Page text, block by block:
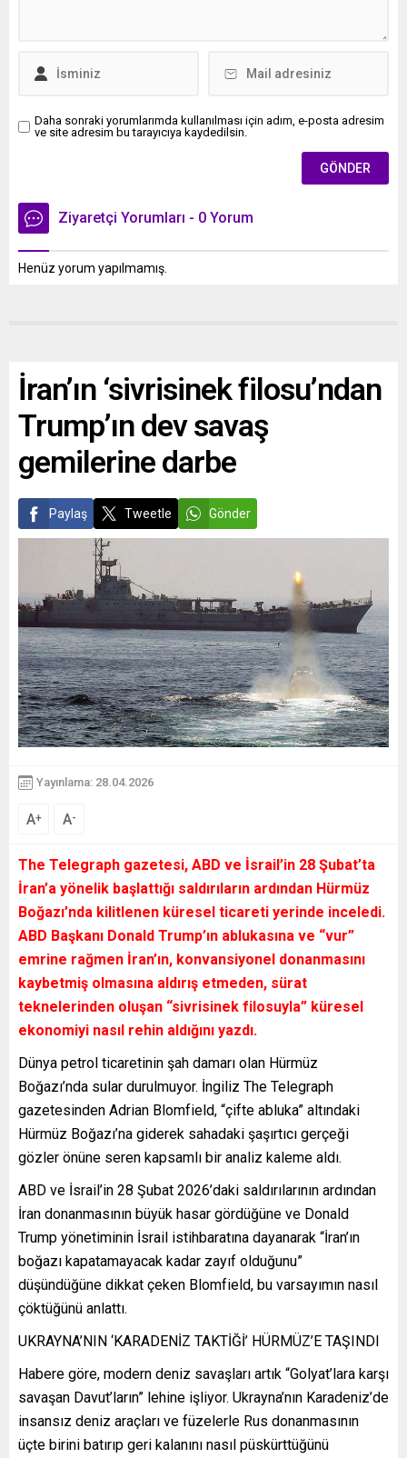
Daha sonraki yorumlarımda kullanılması için adım, e-posta adresim
ve site adresim bu tarayıcıya kaydedilsin.
Ziyaretçi Yorumları - 0 Yorum
Henüz yorum yapılmamış.
İran’ın ‘sivrisinek filosu’ndan
Trump’ın dev savaş
gemilerine darbe
Paylaş Tweetle Gönder
Yayınlama: 28.04.2026
A+ A-
The Telegraph gazetesi, ABD ve İsrail’in 28 Şubat’ta
İran’a yönelik başlattığı saldırıların ardından Hürmüz
Boğazı’nda kilitlenen küresel ticareti yerinde inceledi.
ABD Başkanı Donald Trump’ın ablukasına ve “vur”
emrine rağmen İran’ın, konvansiyonel donanmasını
kaybetmiş olmasına aldırış etmeden, sürat
teknelerinden oluşan “sivrisinek filosuyla” küresel
ekonomiyi nasıl rehin aldığını yazdı.
Dünya petrol ticaretinin şah damarı olan Hürmüz
Boğazı’nda sular durulmuyor. İngiliz The Telegraph
gazetesinden Adrian Blomfield, “çifte abluka” altındaki
Hürmüz Boğazı’na giderek sahadaki şaşırtıcı gerçeği
gözler önüne seren kapsamlı bir analiz kaleme aldı.
ABD ve İsrail’in 28 Şubat 2026’daki saldırılarının ardından
İran donanmasının büyük hasar gördüğüne ve Donald
Trump yönetiminin İsrail istihbaratına dayanarak “İran’ın
boğazı kapatamayacak kadar zayıf olduğunu”
düşündüğüne dikkat çeken Blomfield, bu varsayımın nasıl
çöktüğünü anlattı.
UKRAYNA’NIN ‘KARADENİZ TAKTİĞİ’ HÜRMÜZ’E TAŞINDI
Habere göre, modern deniz savaşları artık “Golyat’lara karşı
savaşan Davut’ların” lehine işliyor. Ukrayna’nın Karadeniz’de
insansız deniz araçları ve füzelerle Rus donanmasının
üçte birini batırıp geri kalanını nasıl püskürttüğünü